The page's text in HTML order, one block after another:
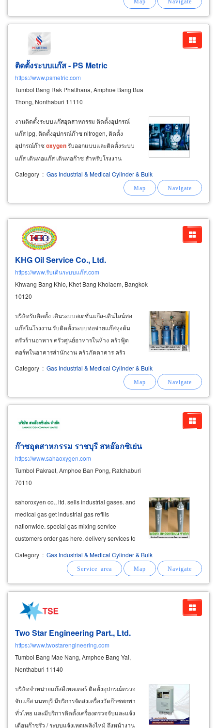
บริการรับเดินท่อแก๊สร้านอาหารใกล้ฉัน แนะนำ
บริษัท
ติดตั้งระบบแก๊ส - PS Metric
https://www.psmetric.com
Tumbol Bang Rak Phatthana, Amphoe Bang Bua
Thong, Nonthaburi 11110
งานติดตั้งระบบแก๊สอุตสาหกรรม ติดตั้งอุปกรณ์
แก๊ส lpg, ติดตั้งอุปกรณ์ก๊าซ nitrogen, ติดตั้ง
อุปกรณ์ก๊าซoxygen รับออกแบบและติดตั้งระบบ
แก๊ส เดินท่อแก๊ส เดินท่อก๊าซ สำหรับโรงงาน
ใช้แก๊สให้ความร้อนในกระบวนการผลิต และใช้
Category : Gas Industrial & Medical Cylinder & Bulk
KHG Oil Service Co., Ltd.
https://www.รับเดินระบบแก๊ส.com
Khwang Bang Khlo, Khet Bang Kholaem, Bangkok
10120
​ บริษัทรับติดตั้ง เดินระบบสเตชั่นแก๊ส-เดินไลน์ท่อ
แก๊สในโรงงาน รับติดตั้งระบบท่อจ่ายแก๊สหุงต้ม
ครัวร้านอาหาร ครัวศูนย์อาหารในห้าง ครัวฟู้ด
คอร์ทในอาคารสำนักงาน ครัวภัตตาคาร ครัว
มหาวิทยาลัย ครัวโรงอาหารโรงพยาบาล-สถานที่
ราชการ ครัวโรงอาหารโรงงาน พร้อมงานติดตั้ง
ครัวสแตนเลสและติดตั้งฮู้ดดูดควัน
Category : Gas Industrial & Medical Cylinder & Bulk
ก๊าซอุตสาหกรรม ราชบุรี สหอ๊อกซิเย่น
https://www.sahaoxygen.com
Tumbol Pakraet, Amphoe Ban Pong, Ratchaburi
70110
​ sahoroxyen co., ltd. sells industrial gases. and
medical gas get industrial gas refills
nationwide. special gas mixing service
customers order gas here. delivery services to
laboratories, gas system installation consulting
services liquid oxygen system
Category : Gas Industrial & Medical Cylinder & Bulk
Two Star Engineering Part., Ltd.
https://www.twostarengineering.com
Tumbol Bang Mae Nang, Amphoe Bang Yai,
Nonthaburi 11140
บริษัทจำหน่ายแก๊สดีเทคเตอร์ ติดตั้งอุปกรณ์ตรวจ
จับแก๊ส นนทบุรี มีบริการจัดส่งเครื่องวัดก๊าซพกพา
ทั่วไทย และมีบริการติดตั้งเครื่องตรวจจับและแจ้ง
เตือนก๊าซรั่ว / ระบบแจ้งเหตุเพลิงไหม้ ถึงหน้างาน